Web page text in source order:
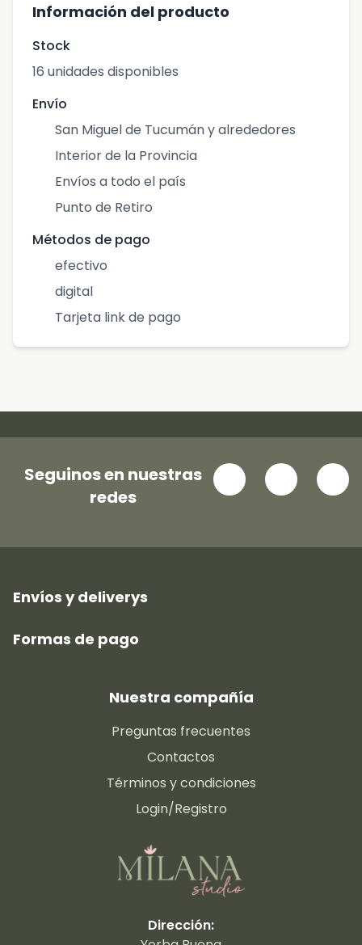
Información del producto
Stock
16 unidades disponibles
Envío
San Miguel de Tucumán y alrededores
Interior de la Provincia
Envíos a todo el país
Punto de Retiro
Métodos de pago
efectivo
digital
Tarjeta link de pago
Seguinos en nuestras
redes
Envíos y deliverys
Formas de pago
Nuestra compañía
Preguntas frecuentes
Contactos
Términos y condiciones
Login/Registro
Dirección: